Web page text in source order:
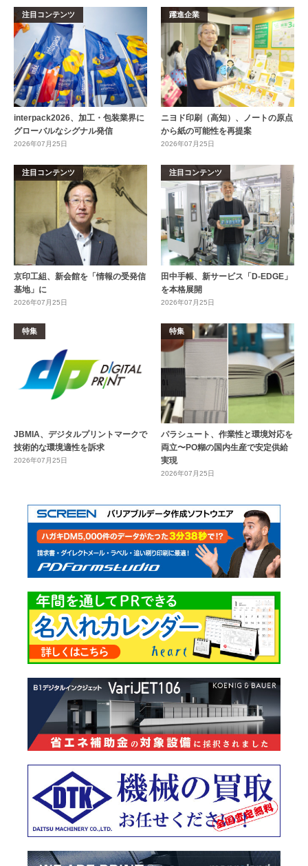
注目コンテンツ
interpack2026、加工・包装業界に
グローバルなシグナル発信
2026年07月25日
躍進企業
ニヨド印刷（高知）、ノートの原点
から紙の可能性を再提案
2026年07月25日
注目コンテンツ
京印工組、新会館を「情報の受発信
基地」に
2026年07月25日
注目コンテンツ
田中手帳、新サービス「D-EDGE」
を本格展開
2026年07月25日
特集
JBMIA、デジタルプリントマークで
技術的な環境適性を訴求
2026年07月25日
特集
パラシュート、作業性と環境対応を
両立〜PO糊の国内生産で安定供給
実現
2026年07月25日